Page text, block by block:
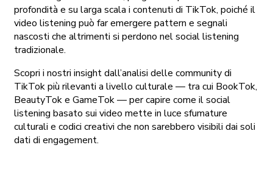
profondità e su larga scala i contenuti di TikTok, poiché il
video listening può far emergere pattern e segnali
nascosti che altrimenti si perdono nel social listening
tradizionale.
Scopri i nostri insight dall’analisi delle community di
TikTok più rilevanti a livello culturale — tra cui BookTok,
BeautyTok e GameTok — per capire come il social
listening basato sui video mette in luce sfumature
culturali e codici creativi che non sarebbero visibili dai soli
dati di engagement.